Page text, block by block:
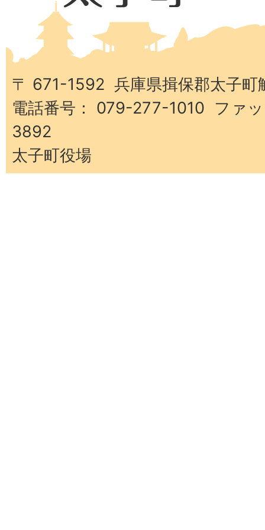
子
町
〒 671-1592 兵庫県揖保郡太子町
電話番号： 079-277-1010 ファ
3892
太子町役場